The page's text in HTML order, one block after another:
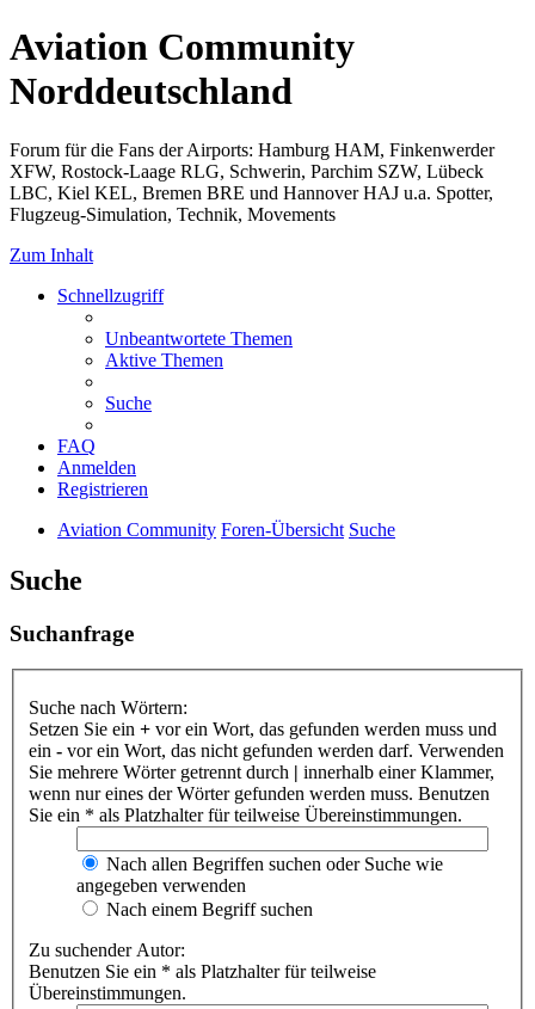
Aviation Community
Norddeutschland
Forum für die Fans der Airports: Hamburg HAM, Finkenwerder
XFW, Rostock-Laage RLG, Schwerin, Parchim SZW, Lübeck
LBC, Kiel KEL, Bremen BRE und Hannover HAJ u.a. Spotter,
Flugzeug-Simulation, Technik, Movements
Zum Inhalt
Schnellzugriff
Unbeantwortete Themen
Aktive Themen
Suche
FAQ
Anmelden
Registrieren
Aviation Community Foren-Übersicht Suche
Suche
Suchanfrage
Suche nach Wörtern:
Setzen Sie ein + vor ein Wort, das gefunden werden muss und
ein - vor ein Wort, das nicht gefunden werden darf. Verwenden
Sie mehrere Wörter getrennt durch | innerhalb einer Klammer,
wenn nur eines der Wörter gefunden werden muss. Benutzen
Sie ein * als Platzhalter für teilweise Übereinstimmungen.
Nach allen Begriffen suchen oder Suche wie
angegeben verwenden
Nach einem Begriff suchen
Zu suchender Autor:
Benutzen Sie ein * als Platzhalter für teilweise
Übereinstimmungen.